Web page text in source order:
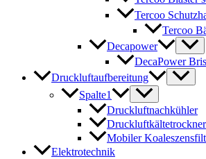
Tercoo
Tercoo
Decapower
DecaPower
Druckluftaufbereitung
Spalte1
Druckluftnachkühler
Druckluftkältetrockner
Mobiler
Elektrotechnik